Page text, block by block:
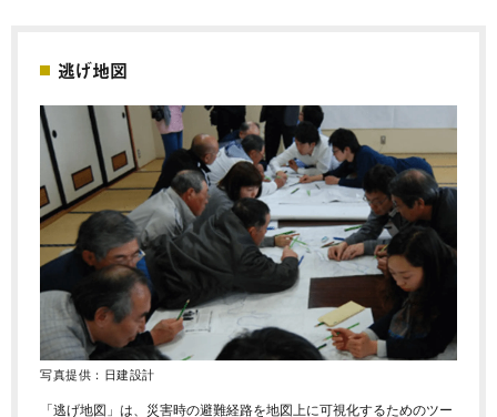
逃げ地図
写真提供：日建設計
「逃げ地図」は、災害時の避難経路を地図上に可視化するためのツー